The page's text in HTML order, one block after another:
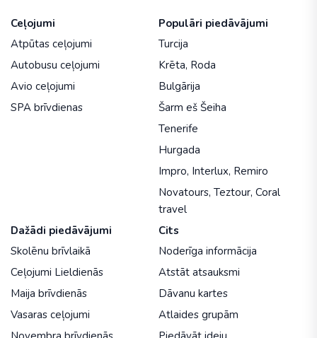
Ceļojumi
Atpūtas ceļojumi
Autobusu ceļojumi
Avio ceļojumi
SPA brīvdienas
Populāri piedāvājumi
Turcija
Krēta, Roda
Bulgārija
Šarm eš Šeiha
Tenerife
Hurgada
Impro, Interlux, Remiro
Novatours, Teztour, Coral
travel
Dažādi piedāvājumi
Skolēnu brīvlaikā
Ceļojumi Lieldienās
Maija brīvdienās
Vasaras ceļojumi
Cits
Noderīga informācija
Atstāt atsauksmi
Dāvanu kartes
Atlaides grupām